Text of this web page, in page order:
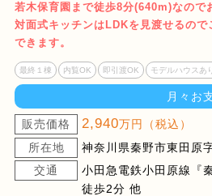
若木保育園まで徒歩8分(640m)なので
対面式キッチンはLDKを見渡せるの
できます。
最終１棟 内覧OK 即引渡OK モデルハウスあ
月々お
販売価格 2,940万円（税込）
所在地
神奈川県秦野市東田原
交通
小田急電鉄小田原線『
徒歩2分 他